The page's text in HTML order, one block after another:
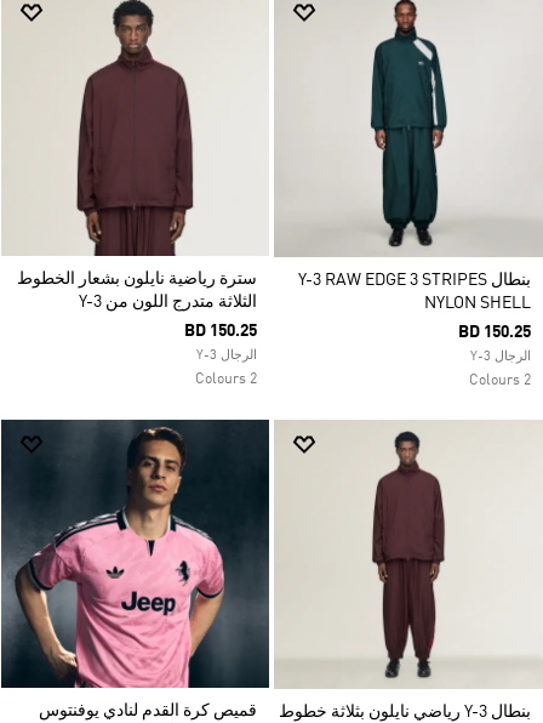
بنطال Y-3 RAW EDGE 3 STRIPES
NYLON SHELL
BD 150.25
الرجال Y-3
2 Colours
سترة رياضية نايلون بشعار الخطوط
الثلاثة متدرج اللون من Y-3
BD 150.25
الرجال Y-3
2 Colours
بنطال Y-3 رياضي نايلون بثلاثة خطوط قميص كرة القدم لنادي يوفنتوس